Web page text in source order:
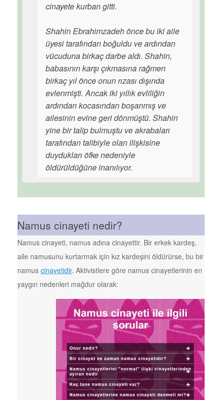
cinayete kurban gitti.
Shahin Ebrahimzadeh önce bu iki aile
üyesi tarafından boğuldu ve ardından
vücuduna birkaç darbe aldı. Shahin,
babasının karşı çıkmasına rağmen
birkaç yıl önce onun rızası dışında
evlenmişti. Ancak iki yıllık evliliğin
ardından kocasından boşanmış ve
ailesinin evine geri dönmüştü. Shahin
yine bir talip bulmuştu ve akrabaları
tarafından talibiyle olan ilişkisine
duydukları öfke nedeniyle
öldürüldüğüne inanılıyor.
Namus cinayeti nedir?
Namus cinayeti, namus adına cinayettir. Bir erkek kardeş,
aile namusunu kurtarmak için kız kardeşini öldürürse, bu bir
namus cinayetidir. Aktivistlere göre namus cinayetlerinin en
yaygın nedenleri mağdur olarak: